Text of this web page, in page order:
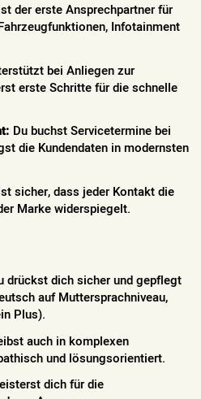
der erste Ansprechpartner für
Infotainment
bei Anliegen zur
erste Schritte für die schnelle
Du buchst Servicetermine bei
die Kundendaten in modernsten
sicher, dass jeder Kontakt die
Marke widerspiegelt.
drückst dich sicher und gepflegt
auf Muttersprachniveau,
Plus).
auch in komplexen
und lösungsorientiert.
dich für die